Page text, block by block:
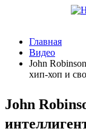
Главная
Видео
John
хип-хоп и
John